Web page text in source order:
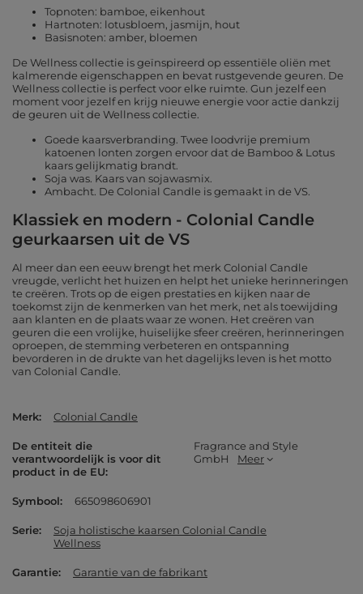
Topnoten: bamboe, eikenhout
Hartnoten: lotusbloem, jasmijn, hout
Basisnoten: amber, bloemen
De Wellness collectie is geïnspireerd op essentiële oliën met
kalmerende eigenschappen en bevat rustgevende geuren. De
Wellness collectie is perfect voor elke ruimte. Gun jezelf een
moment voor jezelf en krijg nieuwe energie voor actie dankzij
de geuren uit de Wellness collectie.
Goede kaarsverbranding. Twee loodvrije premium
katoenen lonten zorgen ervoor dat de Bamboo & Lotus
kaars gelijkmatig brandt.
Soja was. Kaars van sojawasmix.
Ambacht. De Colonial Candle is gemaakt in de VS.
Klassiek en modern - Colonial Candle
geurkaarsen uit de VS
Al meer dan een eeuw brengt het merk Colonial Candle
vreugde, verlicht het huizen en helpt het unieke herinneringen
te creëren. Trots op de eigen prestaties en kijken naar de
toekomst zijn de kenmerken van het merk, net als toewijding
aan klanten en de plaats waar ze wonen. Het creëren van
geuren die een vrolijke, huiselijke sfeer creëren, herinneringen
oproepen, de stemming verbeteren en ontspanning
bevorderen in de drukte van het dagelijks leven is het motto
van Colonial Candle.
Merk Colonial Candle
De entiteit die
verantwoordelijk is voor dit
product in de EU
Fragrance and Style
GmbH
Meer
Symbool 665098606901
Serie
Soja holistische kaarsen Colonial Candle
Wellness
Garantie Garantie van de fabrikant